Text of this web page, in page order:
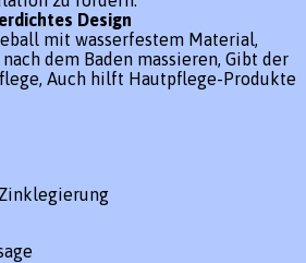
Design
mit wasserfestem Material,
dem Baden massieren, Gibt der
Auch hilft Hautpflege-Produkte